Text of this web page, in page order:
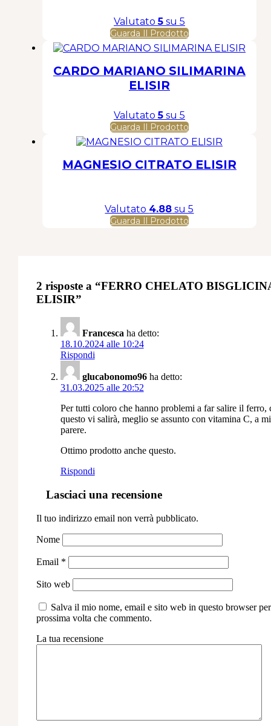
Valutato5su 5
Guarda Il Prodotto
CARDO MARIANO SILIMARINA
ELISIR
Valutato5su 5
Guarda Il Prodotto
MAGNESIO CITRATO ELISIR
Valutato 4.88 su 5
Guarda Il Prodotto
2 risposte a “FERRO CHELATO
ELISIR”
Francesca ha detto:
18.10.2024 alle 10:24
Rispondi
glucabonomo96 ha detto:
31.03.2025 alle 20:52
Per tutti coloro che hanno problemi a far salire il ferro,
questo vi salirà, meglio se assunto con vitamina C, a
parere.
Ottimo prodotto anche questo.
Rispondi
Lasciaci una recensione
Il tuo indirizzo email non verrà pubblicato.
Nome
Email *
Sito web
Salva il mio nome, email e sito web in questo browser
prossima volta che commento.
La tua recensione